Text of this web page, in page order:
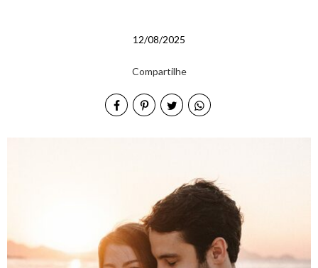
e
Arpoad
or RJ
12/08/2025
Compartilhe